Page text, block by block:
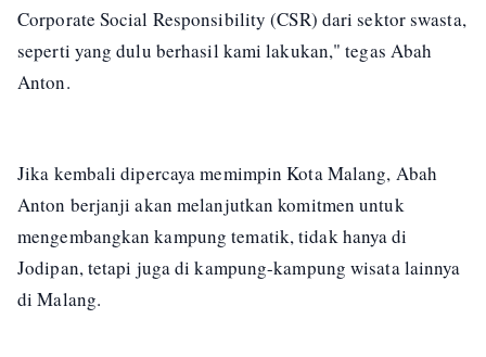
Corporate Social Responsibility (CSR) dari sektor swasta,
seperti yang dulu berhasil kami lakukan," tegas Abah
Anton.
Jika kembali dipercaya memimpin Kota Malang, Abah
Anton berjanji akan melanjutkan komitmen untuk
mengembangkan kampung tematik, tidak hanya di
Jodipan, tetapi juga di kampung-kampung wisata lainnya
di Malang.